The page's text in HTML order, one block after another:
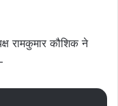
रामकुमार कौशिक ने